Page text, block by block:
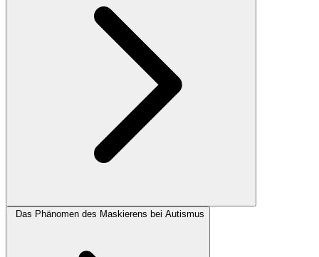
Das Phänomen des Maskierens bei Autismus